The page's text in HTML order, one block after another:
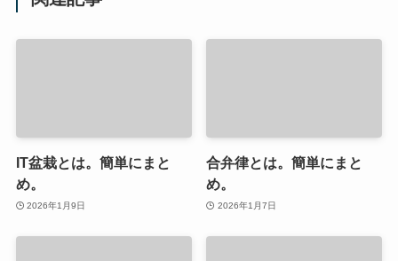
IT盆栽とは。簡単にまと
め。
2026年1月9日
合弁律とは。簡単にまと
め。
2026年1月7日